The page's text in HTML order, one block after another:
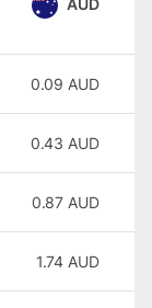
AUD
0.09 AUD
0.43 AUD
0.87 AUD
1.74 AUD